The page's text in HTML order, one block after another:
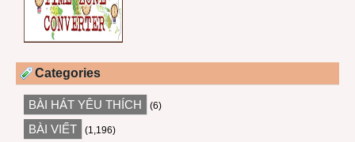
Categories
BÀI HÁT YÊU THÍCH (6)
BÀI VIẾT (1,196)